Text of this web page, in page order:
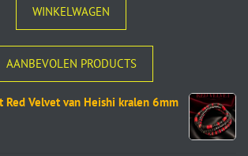
WINKELWAGEN
AANBEVOLEN PRODUCTS
Red Velvet van Heishi kralen 6mm